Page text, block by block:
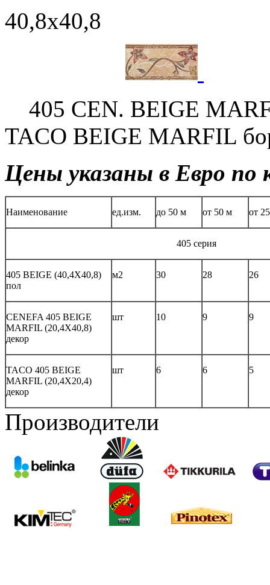
40,8х40,8
405 CEN. BEIGE
TACO BEIGE MARFIL
Цены указаны в Евро по
Наименование ед.изм. до 50 м от 50 м от
405 серия
405 BEIGE (40,4X40,8)
пол
м2 30 28 26
CENEFA 405 BEIGE
MARFIL (20,4X40,8)
декор
шт 10 9 9
TACO 405 BEIGE
MARFIL (20,4X20,4)
декор
шт 6 6 5
Производители